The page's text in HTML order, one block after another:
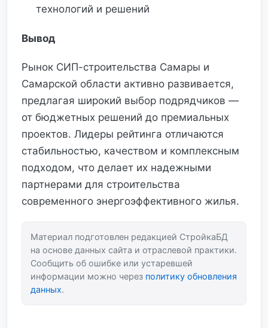
технологий и решений
Вывод
Рынок СИП-строительства Самары и
Самарской области активно развивается,
предлагая широкий выбор подрядчиков —
от бюджетных решений до премиальных
проектов. Лидеры рейтинга отличаются
стабильностью, качеством и комплексным
подходом, что делает их надежными
партнерами для строительства
современного энергоэффективного жилья.
Материал подготовлен редакцией СтройкаБД
на основе данных сайта и отраслевой практики.
Сообщить об ошибке или устаревшей
информации можно через политику обновления
данных.